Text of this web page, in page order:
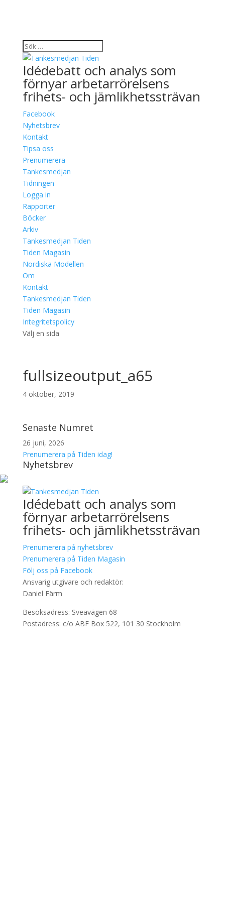
Idédebatt och analys som
förnyar arbetarrörelsens
frihets- och jämlikhetssträvan
Facebook
Nyhetsbrev
Kontakt
Tipsa oss
Prenumerera
Tankesmedjan
Tidningen
Logga in
Rapporter
Böcker
Arkiv
Tankesmedjan Tiden
Tiden Magasin
Nordiska Modellen
Om
Kontakt
Tankesmedjan Tiden
Tiden Magasin
Integritetspolicy
Välj en sida
fullsizeoutput_a65
4 oktober, 2019
Senaste Numret
26 juni, 2026
Prenumerera på Tiden idag!
Nyhetsbrev
Idédebatt och analys som
förnyar arbetarrörelsens
frihets- och jämlikhetssträvan
Prenumerera på nyhetsbrev
Prenumerera på Tiden Magasin
Följ oss på Facebook
Ansvarig utgivare och redaktör:
Daniel Färm
Besöksadress: Sveavägen 68
Postadress: c/o ABF Box 522, 101 30 Stockholm